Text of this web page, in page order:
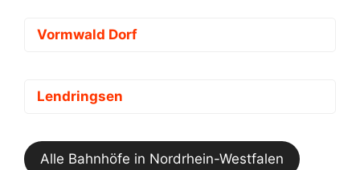
Vormwald Dorf
Lendringsen
Alle Bahnhöfe in Nordrhein-Westfalen